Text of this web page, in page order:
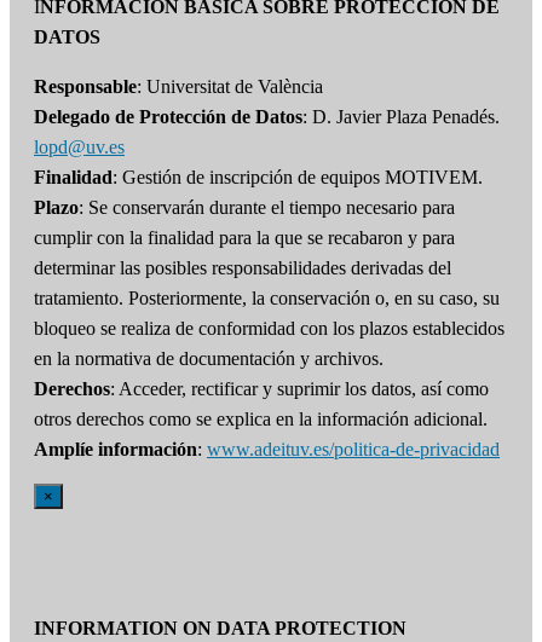
INFORMACIÓN BÁSICA SOBRE PROTECCIÓN DE
DATOS
Responsable: Universitat de València
Delegado de Protección de Datos: D. Javier Plaza Penadés.
lopd@uv.es
Finalidad: Gestión de inscripción de equipos MOTIVEM.
Plazo: Se conservarán durante el tiempo necesario para
cumplir con la finalidad para la que se recabaron y para
determinar las posibles responsabilidades derivadas del
tratamiento. Posteriormente, la conservación o, en su caso, su
bloqueo se realiza de conformidad con los plazos establecidos
en la normativa de documentación y archivos.
Derechos: Acceder, rectificar y suprimir los datos, así como
otros derechos como se explica en la información adicional.
Amplíe información: www.adeituv.es/politica-de-privacidad
×
INFORMATION ON DATA PROTECTION